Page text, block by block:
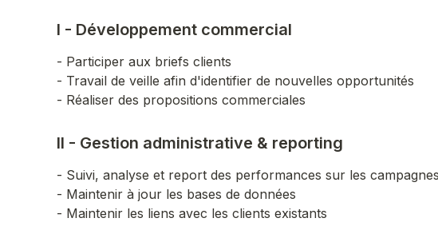
I - Développement commercial
- Participer aux briefs clients
- Travail de veille afin d'identifier de nouvelles opportunités
- Réaliser des propositions commerciales
II - Gestion administrative & reporting
- Suivi, analyse et report des performances sur les
- Maintenir à jour les bases de données
- Maintenir les liens avec les clients existants